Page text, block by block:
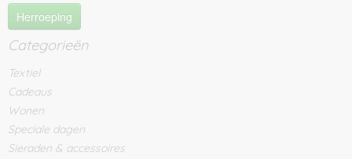
Herroeping
Categorieën
Textiel
Cadeaus
Wonen
Speciale dagen
Sieraden & accessoires